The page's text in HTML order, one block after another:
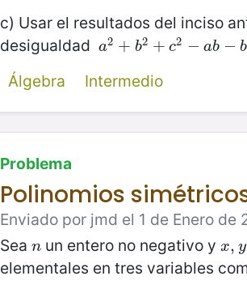
c) Usar el resultados del inciso
desigualdad a2 + b2 + c2 − ab − b
a2 +b2+c 2− ab−bc−
Álgebra
Intermedio
Problema
Polinomios
Enviado por jmd el 1 de Enero de
Sea n
n un entero no negativo yx, y
x,y,
elementales en tres variables